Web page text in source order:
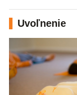
Uvoľnenie